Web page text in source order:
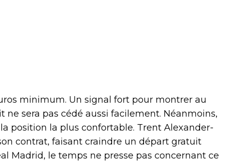
minimum. Un signal fort pour montrer au
ne sera pas cédé aussi facilement. Néanmoins,
position la plus confortable. Trent Alexander-
contrat, faisant craindre un départ gratuit
Madrid, le temps ne presse pas concernant ce